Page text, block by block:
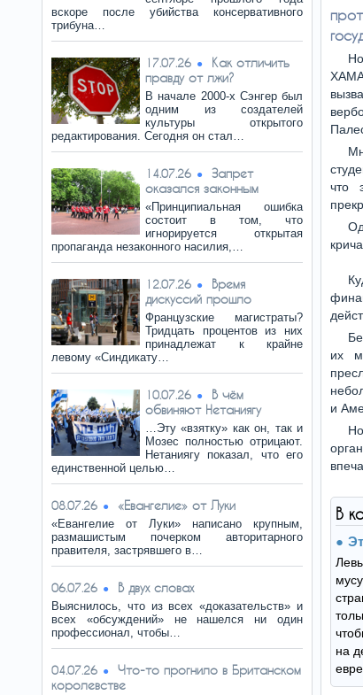
вскоре после убийства консервативного
трибуна…
17.07.26
Как отличить
правду от лжи?
В начале 2000-х Сэнгер был
одним из создателей
культуры открытого
редактирования. Сегодня он стал…
14.07.26
Запрет
оказался законным
«Принципиальная ошибка
состоит в том, что
игнорируется открытая
пропаганда незаконного насилия,…
12.07.26
Время
дискуссий прошло
Французские магистраты?
Тридцать процентов из них
принадлежат к крайне
левому «Синдикату…
10.07.26
В чём
обвиняют Нетаниягу
…Эту «взятку» как он, так и
Мозес полностью отрицают.
Нетаниягу показал, что его
единственной целью…
08.07.26 «Евангелие» от Луки
«Евангелие от Луки» написано крупным,
размашистым почерком авторитарного
правителя, застрявшего в…
06.07.26 В двух словах
Выяснилось, что из всех «доказательств» и
всех «обсуждений» не нашелся ни один
профессионал, чтобы…
04.07.26
Что-то прогнило в Британском
королевстве
что
их
и
В
на